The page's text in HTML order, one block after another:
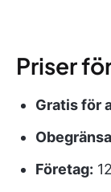
Priser
Gratis för
Företag: